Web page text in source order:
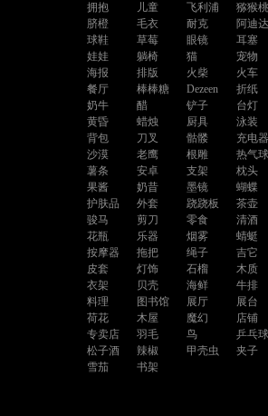
拥抱
儿童 飞利浦
猕猴桃
脐橙
毛衣 耐克
阿迪
球鞋
草莓 眼镜
耳塞
娃娃
躺椅 猫
宠物
海报
排版 火柴
火车
餐厅
棒棒糖 Dezeen
折纸
奶牛
醋 铲子
台灯
黄昏
蜡烛 厨具
泳装
背包
刀叉 骷髅
充电器
沙漠
老鹰 根雕
热气球
薯条
安卓 支架
枕头
果酱
奶昔 墨镜
蝴蝶
护肤品
外套 跷跷板
茶壶
骏马
剪刀 零食
清酒
花瓶
乐器 烟雾
蜻蜓
按摩器
拖把 绳子
吉它
皮套
灯饰 石榴
木质
衣架
贝壳 海鲜
牛排
料理
图书馆 展厅
展台
荷花
木屋 魔幻
店铺
专卖店
羽毛 鸟
乒乓球
松子酒
辣椒 甲壳虫
夹子
雪茄
书架